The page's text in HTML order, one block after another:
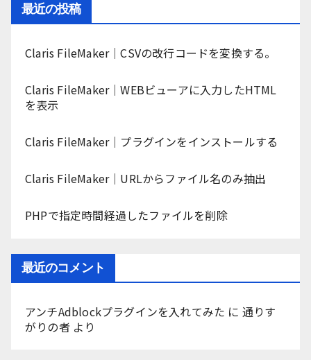
最近の投稿
Claris FileMaker｜CSVの改行コードを変換する。
Claris FileMaker｜WEBビューアに入力したHTML
を表示
Claris FileMaker｜プラグインをインストールする
Claris FileMaker｜URLからファイル名のみ抽出
PHPで指定時間経過したファイルを削除
最近のコメント
アンチAdblockプラグインを入れてみた に 通りす
がりの者 より